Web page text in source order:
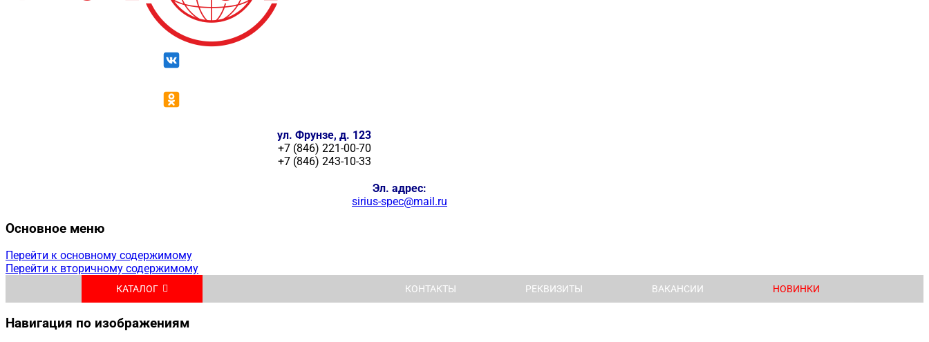
ул. Фрунзе, д. 123
+7 (846) 221-00-70
+7 (846) 243-10-33
Эл. адрес:
sirius-spec@mail.ru
Основное меню
Перейти к основному содержимому
Перейти к вторичному содержимому
КАТАЛОГ КОНТАКТЫ РЕКВИЗИТЫ ВАКАНСИИ НОВИНКИ
Навигация по изображениям